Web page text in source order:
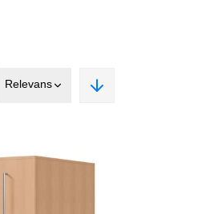
Relevans